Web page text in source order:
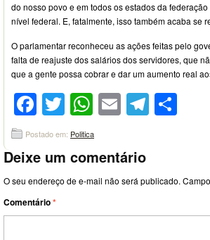
do nosso povo e em todos os estados da
nível federal. E, fatalmente, isso também acaba se
O parlamentar reconheceu as ações feitas pelo
falta de reajuste dos salários dos servidores, que
que a gente possa cobrar e dar um aumento real
Facebook
Twitter
WhatsApp
Email
Postado em: Politica
Deixe um comentário
O seu endereço de e-mail não será publicado.
Comentário*